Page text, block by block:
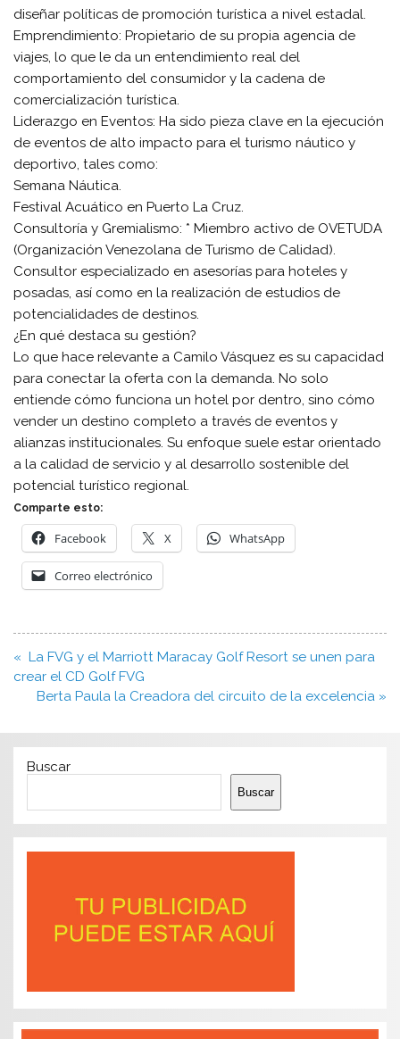
diseñar políticas de promoción turística a nivel estadal.
​Emprendimiento: Propietario de su propia agencia de
viajes, lo que le da un entendimiento real del
comportamiento del consumidor y la cadena de
comercialización turística.
​Liderazgo en Eventos: Ha sido pieza clave en la ejecución
de eventos de alto impacto para el turismo náutico y
deportivo, tales como:
​Semana Náutica.
​Festival Acuático en Puerto La Cruz.
​Consultoría y Gremialismo: * Miembro activo de OVETUDA
(Organización Venezolana de Turismo de Calidad).
​Consultor especializado en asesorías para hoteles y
posadas, así como en la realización de estudios de
potencialidades de destinos.
​¿En qué destaca su gestión?
​Lo que hace relevante a Camilo Vásquez es su capacidad
para conectar la oferta con la demanda. No solo
entiende cómo funciona un hotel por dentro, sino cómo
vender un destino completo a través de eventos y
alianzas institucionales. Su enfoque suele estar orientado
a la calidad de servicio y al desarrollo sostenible del
potencial turístico regional.
Comparte esto:
Facebook X WhatsApp
Correo electrónico
Navegación
de
entradas
« La FVG y el Marriott Maracay Golf Resort se unen para
crear el CD Golf FVG
Berta Paula la Creadora del circuito de la excelencia »
Buscar
Buscar